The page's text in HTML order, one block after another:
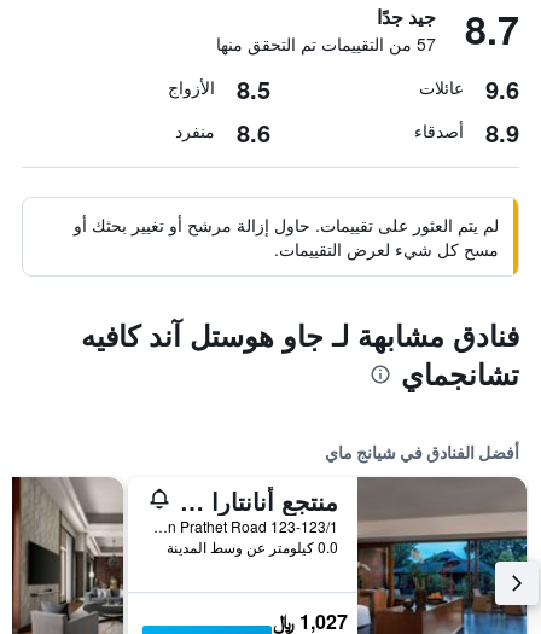
8.7 جيد جدًا
57 من التقييمات تم التحقق منها
9.6 عائلات 8.5 الأزواج
8.9 أصدقاء 8.6 منفرد
لم يتم العثور على تقييمات. حاول إزالة مرشح أو تغيير بحثك أو
مسح كل شيء لعرض التقييمات.
فنادق مشابهة لـ جاو هوستل آند كافيه
تشانجماي
أفضل الفنادق في شيانج ماي
منتجع أنانتارا شيانغ ماي
123-123/1 Charoen Prathet Road, شيانج ماي, تايلاند
0.0 كيلومتر عن وسط المدينة
1,027 ﷼